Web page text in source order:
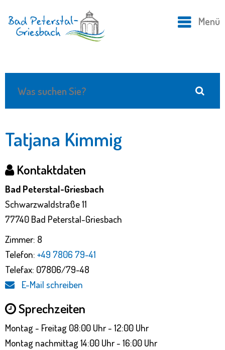
Menü
Tatjana Kimmig
Kontaktdaten
Bad Peterstal-Griesbach
Schwarzwaldstraße 11
77740 Bad Peterstal-Griesbach
Zimmer: 8
Telefon: +49 7806 79-41
Telefax: 07806/79-48
E-Mail schreiben
Sprechzeiten
Montag - Freitag 08:00 Uhr - 12:00 Uhr
Montag nachmittag 14:00 Uhr - 16:00 Uhr